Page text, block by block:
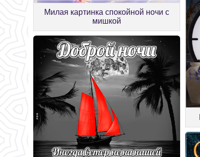
Милая картинка спокойной ночи с
мишкой